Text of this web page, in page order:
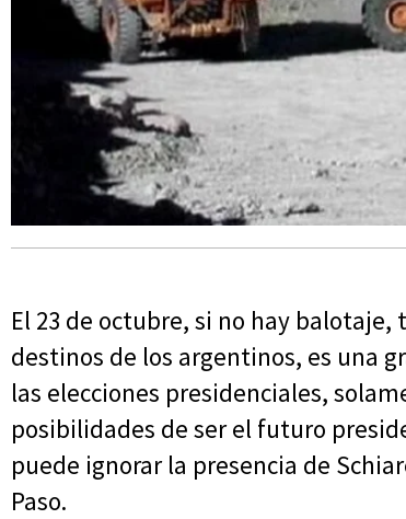
El 23 de octubre, si no hay
destinos de los argentinos, es una
las elecciones presidenciales,
posibilidades de ser el futuro
puede ignorar la presencia de
Paso.